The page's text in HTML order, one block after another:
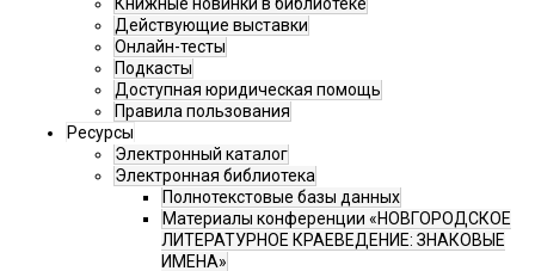
Книжные новинки в библиотеке
Действующие выставки
Онлайн-тесты
Подкасты
Доступная юридическая помощь
Правила пользования
Ресурсы
Электронный каталог
Электронная библиотека
Полнотекстовые базы данных
Материалы конференции «НОВГОРОДСКОЕ
ЛИТЕРАТУРНОЕ КРАЕВЕДЕНИЕ: ЗНАКОВЫЕ
ИМЕНА»